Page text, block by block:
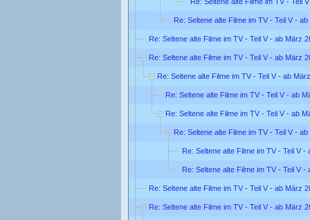
Re: Seltene alte Filme im TV - Teil V -
Re: Seltene alte Filme im TV - Teil V - ab März
Re: Seltene alte Filme im TV - Teil V - ab März
Re: Seltene alte Filme im TV - Teil V - ab
Re: Seltene alte Filme im TV - Teil V - ab
Re: Seltene alte Filme im TV - Teil V - ab
Re: Seltene alte Filme im TV - Teil V -
Re: Seltene alte Filme im TV - Teil V -
Re: Seltene alte Filme im TV - Teil V -
Re: Seltene alte Filme im TV - Teil V - ab März
Re: Seltene alte Filme im TV - Teil V - ab März